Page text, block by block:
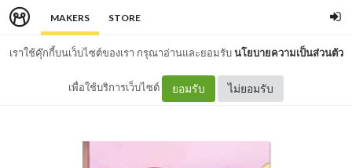
MAKERS STORE
เราใช้คุ๊กกี้บนเว็บไซต์ของเรา กรุณาอ่านและยอมรับนโยบายความเป็นส่วนตัว
เพื่อใช้บริการเว็บไซต์ ยอมรับ ไม่ยอมรับ